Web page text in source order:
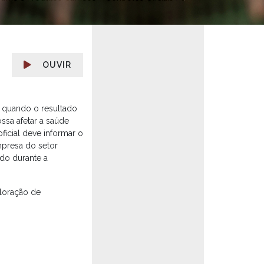
OUVIR
, quando o resultado
afetar a saúde
deve informar o
do setor
durante a
de